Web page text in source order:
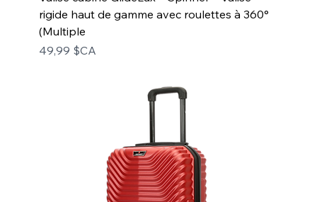
rigide haut de gamme avec roulettes à 360°
(Multiple
Prix
49,99 $CA